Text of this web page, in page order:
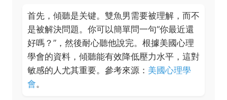
首先，傾聽是关键。雙魚男需要被理解，而不
是被解決問題。你可以簡單問一句“你最近還
好嗎？”，然後耐心聽他說完。根據美國心理
學會的資料，傾聽能有效降低壓力水平，這對
敏感的人尤其重要。參考來源： 美國心理學
會。